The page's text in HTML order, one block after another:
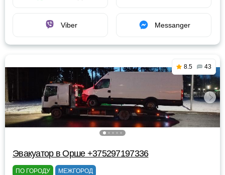
Viber Messanger
8.5 43
Эвакуатор в Орше +375297197336
ПО ГОРОДУ МЕЖГОРОД